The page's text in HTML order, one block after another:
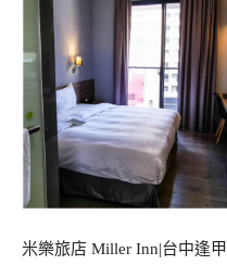
米樂旅店 Miller Inn|台中逢